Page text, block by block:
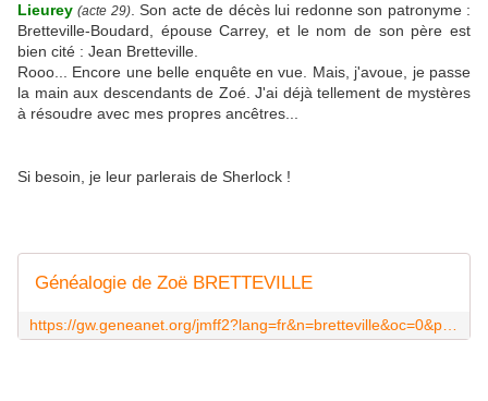
Lieurey (acte 29). Son acte de décès lui redonne son patronyme :
Bretteville-Boudard, épouse Carrey, et le nom de son père est
bien cité : Jean Bretteville.
Rooo... Encore une belle enquête en vue. Mais, j'avoue, je passe
la main aux descendants de Zoé. J'ai déjà tellement de mystères
à résoudre avec mes propres ancêtres...
Si besoin, je leur parlerais de Sherlock !
Généalogie de Zoë BRETTEVILLE